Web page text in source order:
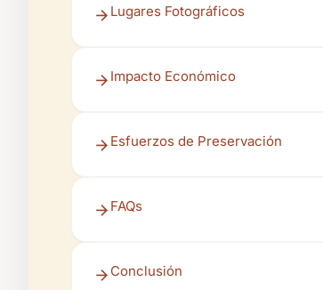
Lugares Fotográficos
Impacto Económico
Esfuerzos de Preservación
FAQs
Conclusión